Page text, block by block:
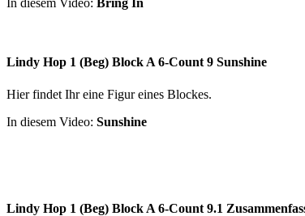
In diesem Video: Bring In
Lindy Hop 1 (Beg) Block A 6-Count 9 Sunshine
Hier findet Ihr eine Figur eines Blockes.
In diesem Video: Sunshine
Lindy Hop 1 (Beg) Block A 6-Count 9.1